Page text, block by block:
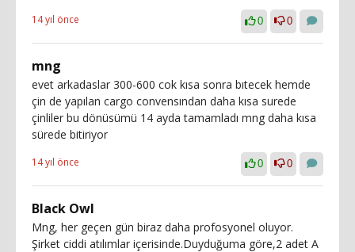
14 yıl önce 0 0
mng
evet arkadaslar 300-600 cok kısa sonra bıtecek hemde
çin de yapılan cargo convensından daha kısa surede
çinliler bu dönüsümü 14 ayda tamamladı mng daha kısa
sürede bitiriyor
14 yıl önce 0 0
Black Owl
Mng, her geçen gün biraz daha profosyonel oluyor.
Şirket ciddi atılımlar içerisinde.Duyduğuma göre,2 adet A